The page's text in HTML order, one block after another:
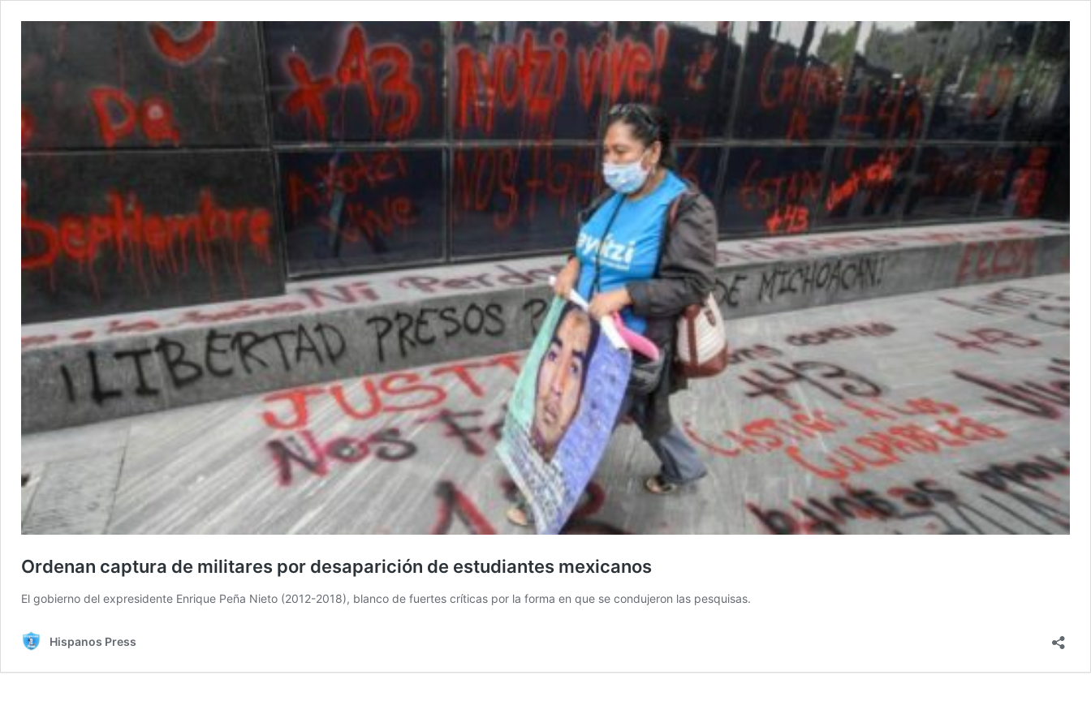
Ordenan captura de militares por desaparición de estudiantes mexicanos
El gobierno del expresidente Enrique Peña Nieto (2012-2018), blanco de fuertes críticas por la forma en que se condujeron las pesquisas.
Hispanos Press